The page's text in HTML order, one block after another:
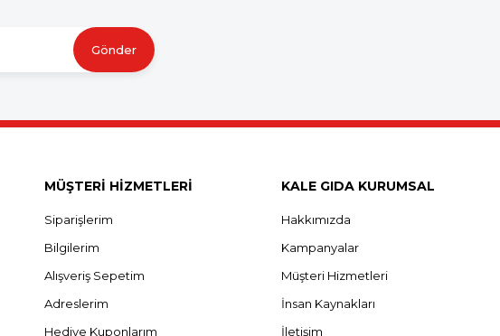
Gönder
MÜŞTERİ HİZMETLERİ
Siparişlerim
Bilgilerim
Alışveriş Sepetim
Adreslerim
Hediye Kuponlarım
KALE GIDA KURUMSAL
Hakkımızda
Kampanyalar
Müşteri Hizmetleri
İnsan Kaynakları
İletişim